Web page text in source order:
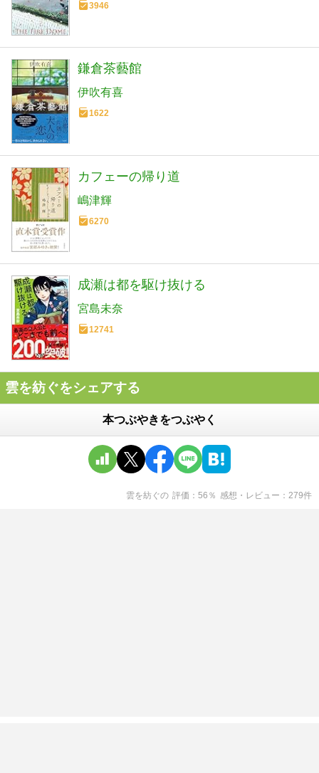
3946
鎌倉茶藝館
伊吹有喜
1622
カフェーの帰り道
嶋津輝
6270
成瀬は都を駆け抜ける
宮島未奈
12741
雲を紡ぐをシェアする
本つぶやきをつぶやく
雲を紡ぐの 評価 56 ％ 感想・レビュー 279件